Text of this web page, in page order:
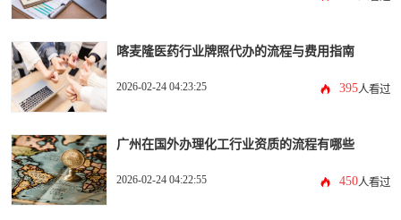
喀麦隆医药行业牌照代办的流程与费用指南
2026-02-24 04:23:25 395人看过
广州在国外办理化工行业资质的流程有哪些
2026-02-24 04:22:55 450人看过